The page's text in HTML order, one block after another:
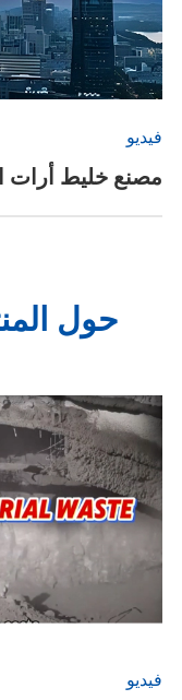
فيديو
مصنع خليط أرات
حول
فيديو